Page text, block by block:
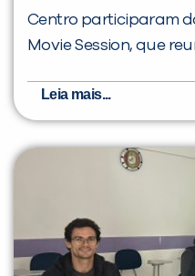
Centro participaram
Movie Session, que
Leia mais...